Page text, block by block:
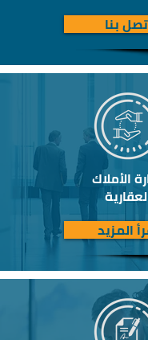
بنا
المزيد